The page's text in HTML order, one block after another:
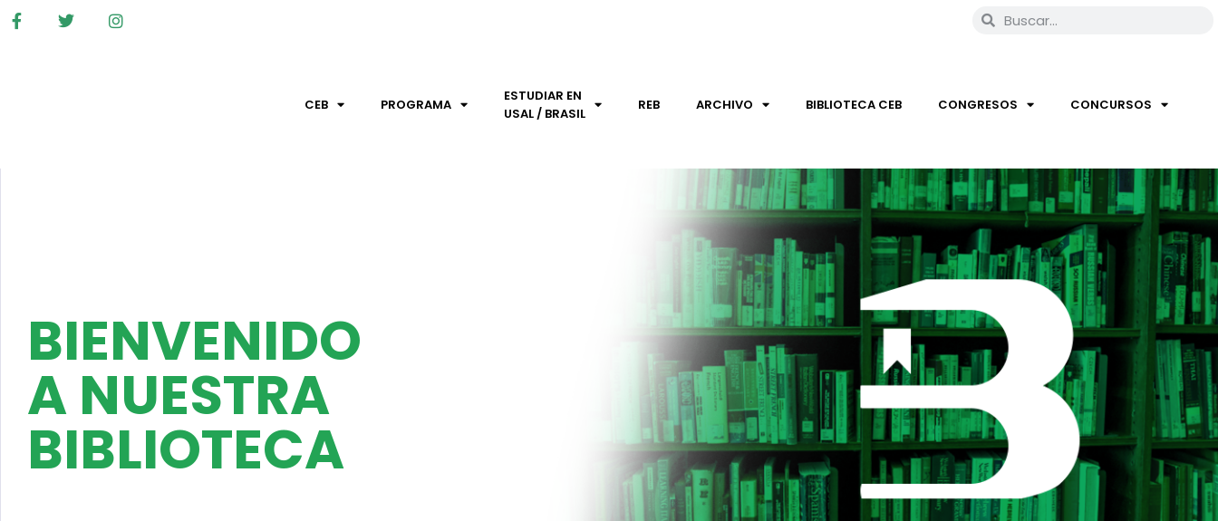
CEB PROGRAMA
ESTUDIAR EN
USAL / BRASIL
REB ARCHIVO BIBLIOTECA CEB CONGRESOS CONCURSOS
BIENVENIDO
A NUESTRA
BIBLIOTECA